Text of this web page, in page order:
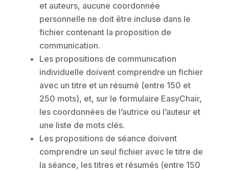
et auteurs, aucune coordonnée
personnelle ne doit être incluse dans le
fichier contenant la proposition de
communication.
Les propositions de communication
individuelle doivent comprendre un fichier
avec un titre et un résumé (entre 150 et
250 mots), et, sur le formulaire EasyChair,
les coordonnées de l’autrice ou l’auteur et
une liste de mots clés.
Les propositions de séance doivent
comprendre un seul fichier avec le titre de
la séance, les titres et résumés (entre 150